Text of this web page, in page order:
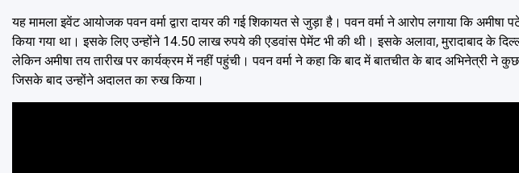
यह मामला इवेंट आयोजक पवन वर्मा द्वारा दायर की गई शिकायत से जुड़ा है। पवन वर्मा ने आरोप लगाया कि
किया गया था। इसके लिए उन्होंने 14.50 लाख रुपये की एडवांस पेमेंट भी की थी। इसके अलावा, मुरादाबाद के
लेकिन अमीषा तय तारीख पर कार्यक्रम में नहीं पहुंची। पवन वर्मा ने कहा कि बाद में बातचीत के बाद अभिनेत्री
जिसके बाद उन्होंने अदालत का रुख किया।